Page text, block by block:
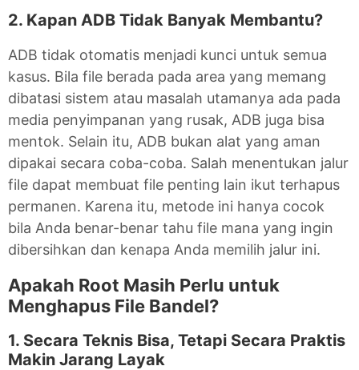
2. Kapan ADB Tidak Banyak Membantu?
ADB tidak otomatis menjadi kunci untuk semua
kasus. Bila file berada pada area yang memang
dibatasi sistem atau masalah utamanya ada pada
media penyimpanan yang rusak, ADB juga bisa
mentok. Selain itu, ADB bukan alat yang aman
dipakai secara coba-coba. Salah menentukan jalur
file dapat membuat file penting lain ikut terhapus
permanen. Karena itu, metode ini hanya cocok
bila Anda benar-benar tahu file mana yang ingin
dibersihkan dan kenapa Anda memilih jalur ini.
Apakah Root Masih Perlu untuk
Menghapus File Bandel?
1. Secara Teknis Bisa, Tetapi Secara Praktis
Makin Jarang Layak